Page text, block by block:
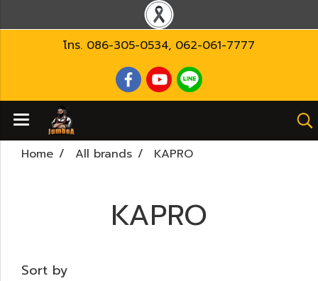
โทร. 086-305-0534, 062-061-7777
Home All brands KAPRO
KAPRO
Sort by